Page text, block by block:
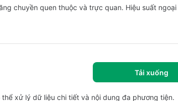
chuyền quen thuộc và trực quan. Hiệu suất
Tải xuống
xử lý dữ liệu chi tiết và nội dung đa phương tiện.